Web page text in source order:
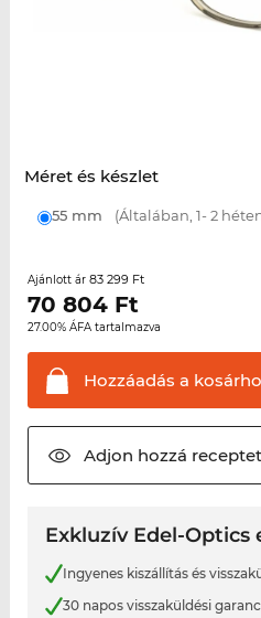
Méret és készlet
55 mm (Általában, 1- 2
Ajánlott ár 83 299 Ft
70 804Ft
27.00% ÁFA tartalmazva
Hozzáadás a
Adjon hozzá receptet
Exkluzív Edel-Optics
Ingyenes kiszállítás és
30 napos visszaküldési